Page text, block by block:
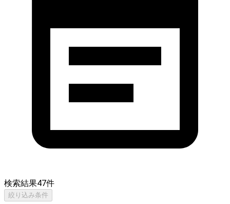
検索結果47件
絞り込み条件